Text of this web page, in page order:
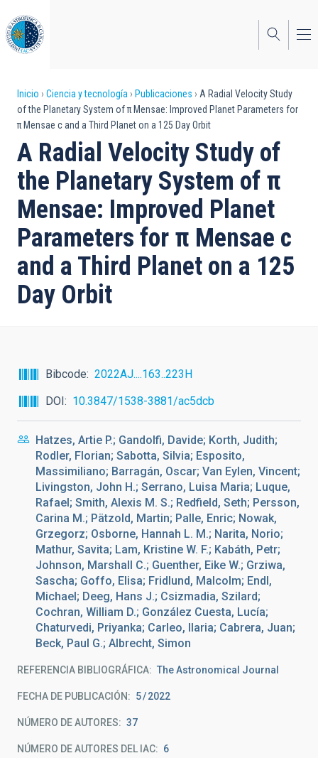
al
contenido
principal
Sobrescribir
enlaces
de
ayuda
a
la
navegación
Inicio Ciencia y tecnología Publicaciones
A Radial Velocity Study
of the Planetary System of π Mensae: Improved Planet Parameters for
π Mensae c and a Third Planet on a 125 Day Orbit
A Radial Velocity Study of
the Planetary System of π
Mensae: Improved Planet
Parameters for π Mensae c
and a Third Planet on a 125
Day Orbit
Bibcode
2022AJ....163..223H
DOI
10.3847/1538-3881/ac5dcb
Hatzes, Artie P.; Gandolfi, Davide; Korth, Judith;
Rodler, Florian; Sabotta, Silvia; Esposito,
Massimiliano; Barragán, Oscar; Van Eylen, Vincent;
Livingston, John H.; Serrano, Luisa Maria; Luque,
Rafael; Smith, Alexis M. S.; Redfield, Seth; Persson,
Carina M.; Pätzold, Martin; Palle, Enric; Nowak,
Grzegorz; Osborne, Hannah L. M.; Narita, Norio;
Mathur, Savita; Lam, Kristine W. F.; Kabáth, Petr;
Johnson, Marshall C.; Guenther, Eike W.; Grziwa,
Sascha; Goffo, Elisa; Fridlund, Malcolm; Endl,
Michael; Deeg, Hans J.; Csizmadia, Szilard;
Cochran, William D.; González Cuesta, Lucía;
Chaturvedi, Priyanka; Carleo, Ilaria; Cabrera, Juan;
Beck, Paul G.; Albrecht, Simon
REFERENCIA BIBLIOGRÁFICA The Astronomical Journal
FECHA DE PUBLICACIÓN: 5 2022
NÚMERO DE AUTORES 37
NÚMERO DE AUTORES DEL IAC 6